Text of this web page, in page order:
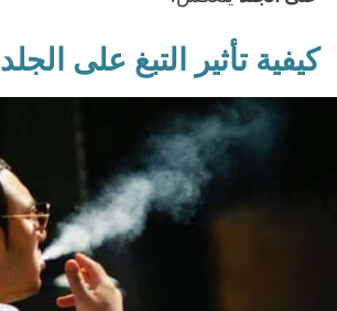
كيفية تأثير التبغ على الجلد